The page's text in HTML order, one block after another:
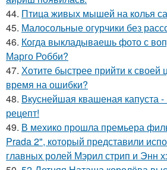
44. Птица живых мышей на колья
45. Малосольные огурчики без
46. Когда выкладываешь фото с
Марго Робби?
47. Хотите быстрее прийти к своей
время на ошибки?
48. Вкуснейшая квашеная капуста
рецепт!
49. В мехико прошла премьера
Prada 2", который представили
главных ролей Мэрил стрип и Энн